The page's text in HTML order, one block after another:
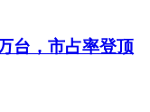
台，市占率登顶